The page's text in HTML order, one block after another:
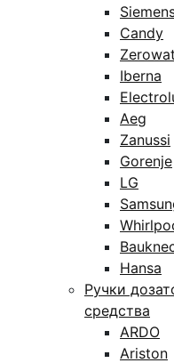
Candy
Iberna
Aeg
Zanussi
Gorenje
LG
Hansa
Ручки
средства
ARDO
Ariston